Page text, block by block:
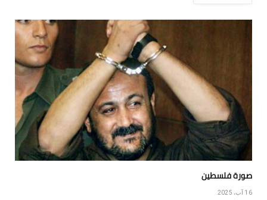
صورة فلسطين
16 آب، 2025